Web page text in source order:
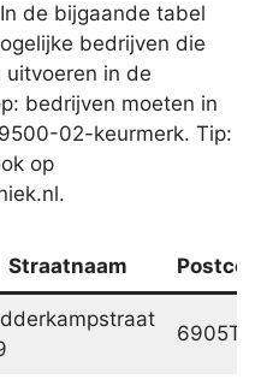
de bijgaande tabel
bedrijven die
uitvoeren in de
bedrijven moeten in
02-keurmerk. Tip:
op
Straatnaam
6905TM